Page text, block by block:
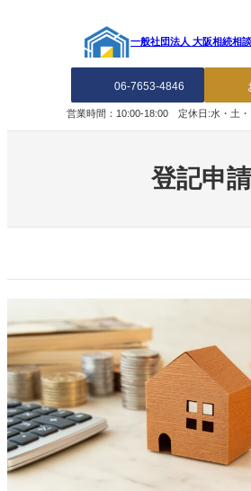
一般社団法人 大阪相続相
06-7653-4846
営業時間：10:00-18:00 定休日:水・土
登記申請